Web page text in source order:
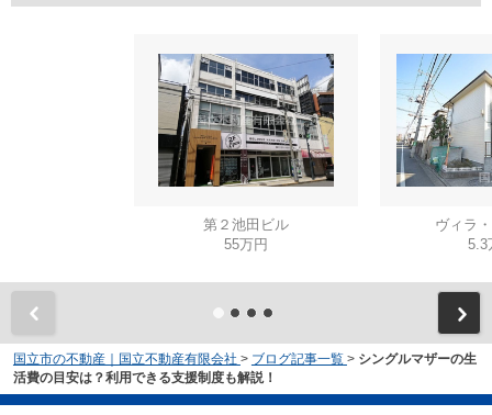
第２池田ビル
55万円
ヴィラ
5.3
国立市の不動産｜国立不動産有限会社 > ブログ記事一覧 > シングルマザーの生
活費の目安は？利用できる支援制度も解説！